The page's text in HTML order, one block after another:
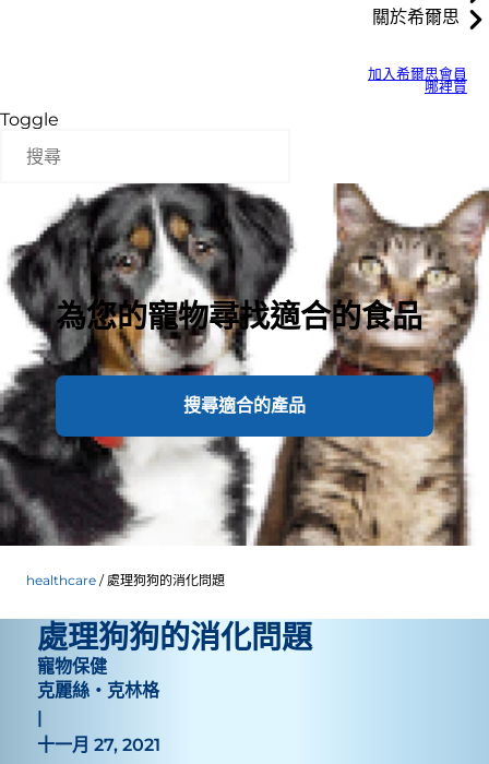
關於希爾思
加入希爾思會員
哪裡買
Toggle
為您的寵物尋找適合的食品
搜尋適合的產品
healthcare 處理狗狗的消化問題
處理狗狗的消化問題
寵物保健
克麗絲・克林格
|
十一月 27, 2021